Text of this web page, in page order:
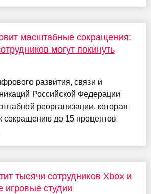
масштабные сокращения:
могут покинуть
развития, связи и
Российской Федерации
реорганизации, которая
сокращению до 15 процентов
тысячи сотрудников Xbox и
игровые студии